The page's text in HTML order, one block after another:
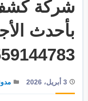
خدمات عزل خزاناتتوسيع
القائمة
الفرعية
خدمات عزل اسطحتوسيع
القائمة
الفرعية
القائمة
الفرعية
خدمات التسليك
شركة
بأحدث
3 أبريل، 2026